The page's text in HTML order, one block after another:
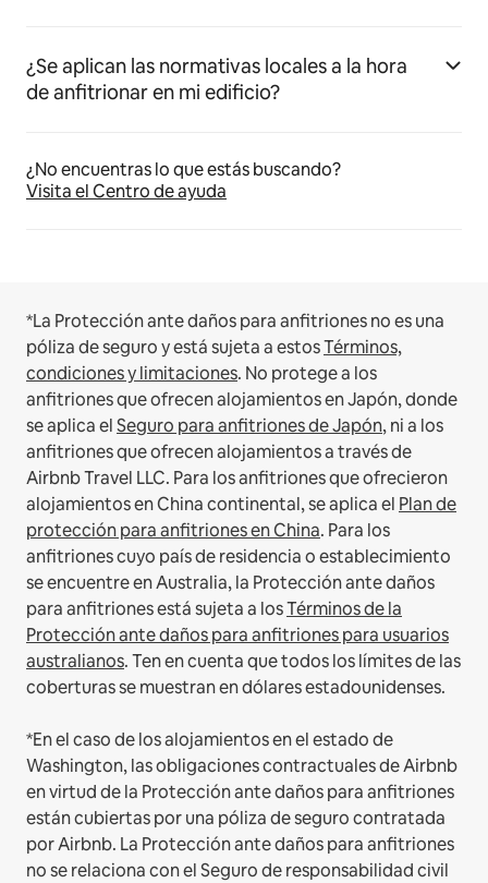
¿Se aplican las normativas locales a la hora
de anfitrionar en mi edificio?
¿No encuentras lo que estás buscando?
Visita el Centro de ayuda
*La Protección ante daños para anfitriones no es una
póliza de seguro y está sujeta a estosTérminos,
condiciones y limitaciones. No protege a los
anfitriones que ofrecen alojamientos en Japón, donde
se aplica elSeguro para anfitriones de Japón, ni a los
anfitriones que ofrecen alojamientos a través de
Airbnb Travel LLC. Para los anfitriones que ofrecieron
alojamientos en China continental, se aplica el Plan de
protección para anfitriones en China. Para los
anfitriones cuyo país de residencia o establecimiento
se encuentre en Australia, la Protección ante daños
para anfitriones está sujeta a losTérminos de la
Protección ante daños para anfitriones para usuarios
australianos. Ten en cuenta que todos los límites de las
coberturas se muestran en dólares estadounidenses.
*En el caso de los alojamientos en el estado de
Washington, las obligaciones contractuales de Airbnb
en virtud de la Protección ante daños para anfitriones
están cubiertas por una póliza de seguro contratada
por Airbnb. La Protección ante daños para anfitriones
no se relaciona con el Seguro de responsabilidad civil